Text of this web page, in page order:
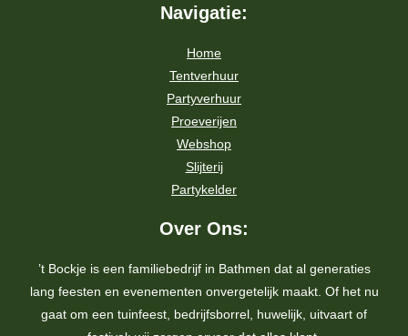
Navigatie:
Home
Tentverhuur
Partyverhuur
Proeverijen
Webshop
Slijterij
Partykelder
Over Ons:
’t Bockje is een familiebedrijf in Bathmen dat al generaties
lang feesten en evenementen onvergetelijk maakt. Of het nu
gaat om een tuinfeest, bedrijfsborrel, huwelijk, uitvaart of